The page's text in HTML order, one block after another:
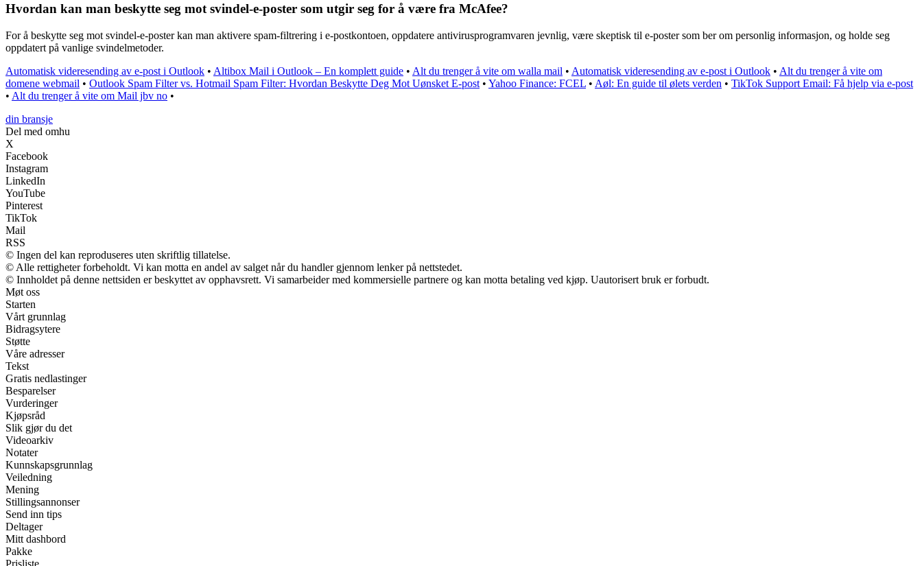
Hvordan kan man beskytte seg mot svindel-e-poster som utgir seg for å være fra McAfee?
For å beskytte seg mot svindel-e-poster kan man aktivere spam-filtrering i e-postkontoen, oppdatere antivirusprogramvaren jevnlig, være skeptisk til e-poster som ber om personlig informasjon, og holde seg
oppdatert på vanlige svindelmetoder.
Automatisk videresending av e-post i Outlook • Altibox Mail i Outlook – En komplett guide • Alt du trenger å vite om walla mail • Automatisk videresending av e-post i Outlook • Alt du trenger å vite om
domene webmail • Outlook Spam Filter vs. Hotmail Spam Filter: Hvordan Beskytte Deg Mot Uønsket E-post • Yahoo Finance: FCEL • Aøl: En guide til ølets verden • TikTok Support Email: Få hjelp via e-post
• Alt du trenger å vite om Mail jbv no •
din bransje
Del med omhu
X
Facebook
Instagram
LinkedIn
YouTube
Pinterest
TikTok
Mail
RSS
© Ingen del kan reproduseres uten skriftlig tillatelse.
© Alle rettigheter forbeholdt. Vi kan motta en andel av salget når du handler gjennom lenker på nettstedet.
© Innholdet på denne nettsiden er beskyttet av opphavsrett. Vi samarbeider med kommersielle partnere og kan motta betaling ved kjøp. Uautorisert bruk er forbudt.
Møt oss
Starten
Vårt grunnlag
Bidragsytere
Støtte
Våre adresser
Tekst
Gratis nedlastinger
Besparelser
Vurderinger
Kjøpsråd
Slik gjør du det
Videoarkiv
Notater
Kunnskapsgrunnlag
Veiledning
Mening
Stillingsannonser
Send inn tips
Deltager
Mitt dashbord
Pakke